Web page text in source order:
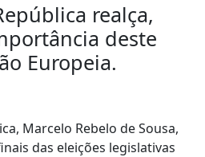
realça,
deste
Europeia.
Marcelo Rebelo de Sousa,
das eleições legislativas